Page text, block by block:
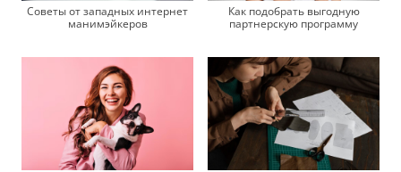
Советы от западных интернет
манимэйкеров
Как подобрать выгодную
партнерскую программу